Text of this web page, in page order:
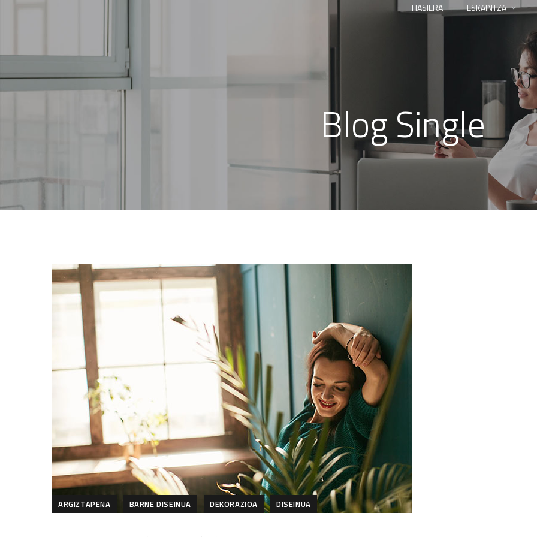
HASIERA ESKAINTZA
Blog Single
ARGIZTAPENA BARNE DISEINUA DEKORAZIOA DISEINUA